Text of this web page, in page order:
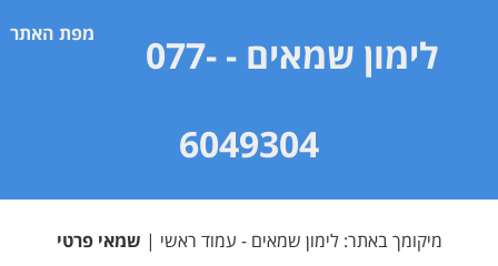
מפת האתר לימון שמאים
- 077-
6049304
מיקומך באתר:לימון שמאים - עמוד ראשי | שמאי פרטי